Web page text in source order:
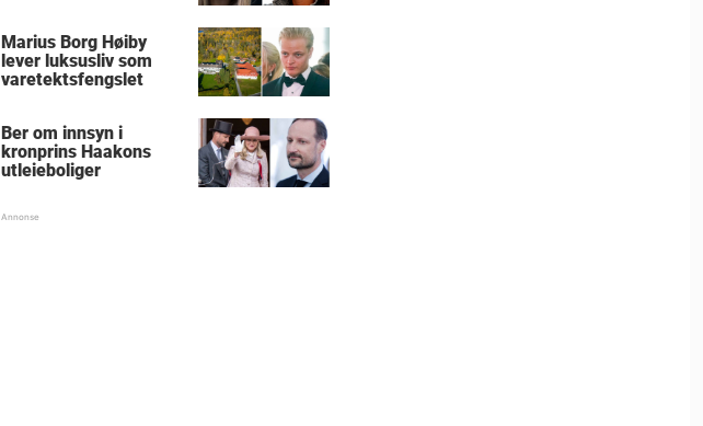
Marius Borg Høiby
lever luksusliv som
varetektsfengslet
Ber om innsyn i
kronprins Haakons
utleieboliger